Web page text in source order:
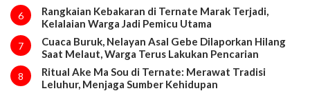
6
Rangkaian Kebakaran di Ternate Marak Terjadi,
Kelalaian Warga Jadi Pemicu Utama
7
Cuaca Buruk, Nelayan Asal Gebe Dilaporkan Hilang
Saat Melaut, Warga Terus Lakukan Pencarian
8
Ritual Ake Ma Sou di Ternate: Merawat Tradisi
Leluhur, Menjaga Sumber Kehidupan